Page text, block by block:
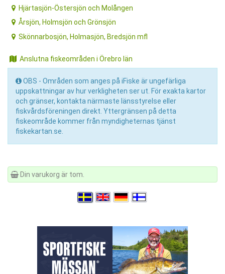
Hjärtasjön-Östersjön och Molången
Årsjön, Holmsjön och Grönsjön
Skönnarbosjön, Holmasjön, Bredsjön mfl
Anslutna fiskeområden i Örebro län
OBS - Områden som anges på iFiske är ungefärliga
uppskattningar av hur verkligheten ser ut. För exakta kartor
och gränser, kontakta närmaste länsstyrelse eller
fiskvårdsföreningen direkt. Yttergränsen på detta
fiskeområde kommer från myndigheternas tjänst
fiskekartan.se.
Din varukorg är tom.